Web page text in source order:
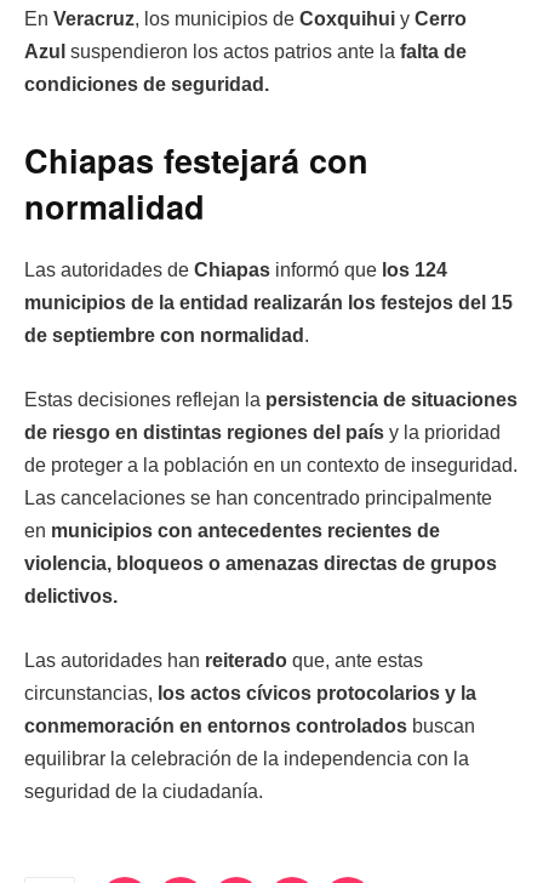
En Veracruz, los municipios de Coxquihui y Cerro
Azul suspendieron los actos patrios ante la falta de
condiciones de seguridad.
Chiapas festejará con
normalidad
Las autoridades de Chiapas informó que los 124
municipios de la entidad realizarán los festejos del 15
de septiembre con normalidad .
Estas decisiones reflejan la persistencia de situaciones
de riesgo en distintas regiones del país y la prioridad
de proteger a la población en un contexto de inseguridad.
Las cancelaciones se han concentrado principalmente
en municipios con antecedentes recientes de
violencia, bloqueos o amenazas directas de grupos
delictivos.
Las autoridades han reiterado que, ante estas
circunstancias, los actos cívicos protocolarios y la
conmemoración en entornos controlados buscan
equilibrar la celebración de la independencia con la
seguridad de la ciudadanía.